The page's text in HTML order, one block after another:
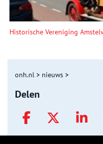
Historische Vereniging
onh.nl > nieuws >
Delen